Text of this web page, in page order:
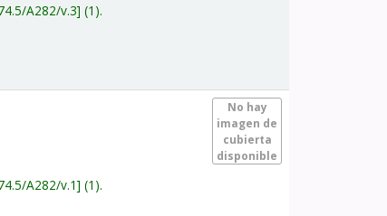
A282/v.3 (1).
No hay
imagen de
cubierta
disponible
A282/v.1 (1).